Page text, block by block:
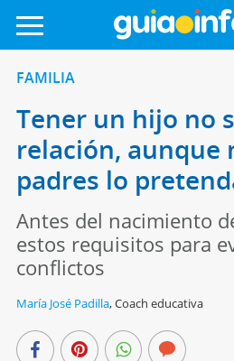
FAMILIA
Tener un hijo no
relación, aunque
padres lo
Antes del nacimiento
estos requisitos para
conflictos
María José Padilla,Coach educativa